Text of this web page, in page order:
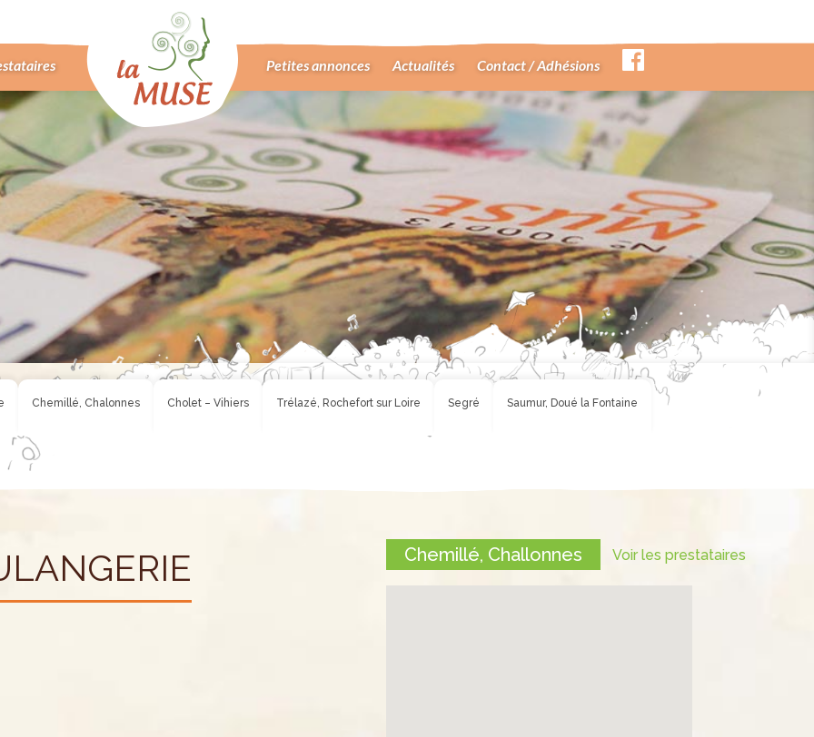
Petites annonces Actualités Contact / Adhésions
F
Chemillé, Chalonnes Cholet – Vihiers Trélazé, Rochefort sur Loire Segré Saumur, Doué la Fontaine
Chemillé, Challonnes Voir les prestataires